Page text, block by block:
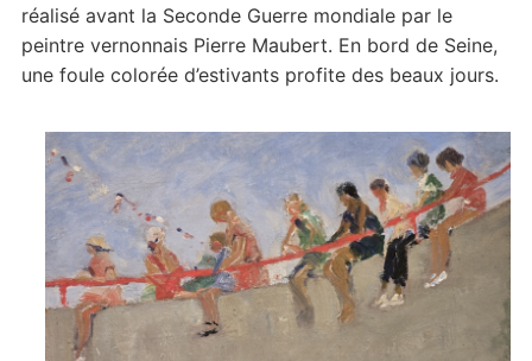
réalisé avant la Seconde Guerre mondiale par le
peintre vernonnais Pierre Maubert. En bord de Seine,
une foule colorée d’estivants profite des beaux jours.